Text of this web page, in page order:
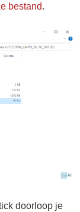
bestand.
doorloop je